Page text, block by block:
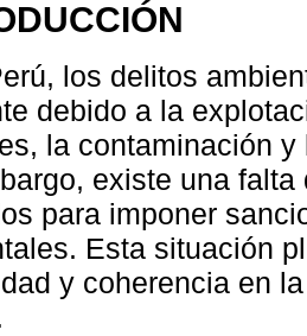
los delitos
debido a la
la contaminación
existe una
para imponer
Esta situación
y coherencia en